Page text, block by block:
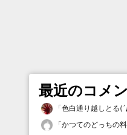
最近のコメ
「色白通り越しとる
「かつてのどっちの